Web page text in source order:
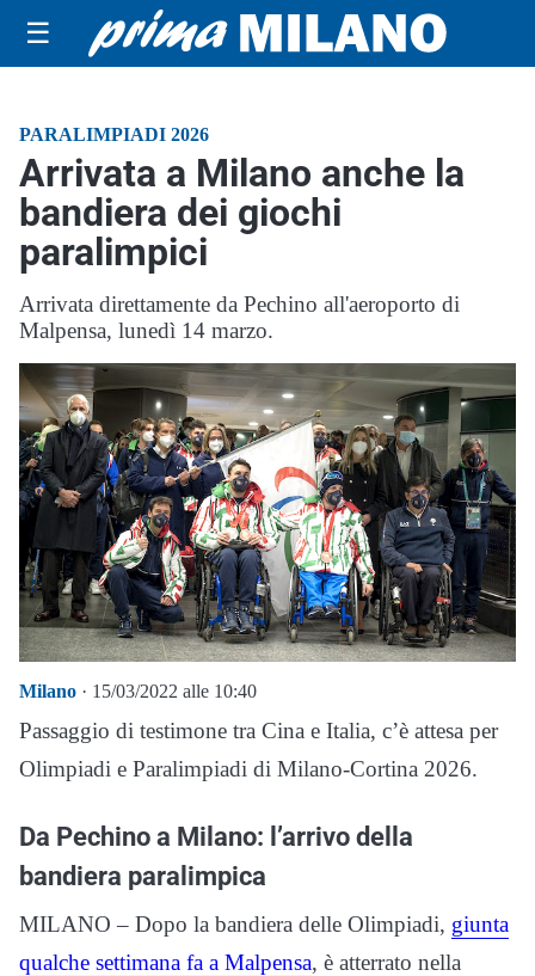
☰
PARALIMPIADI 2026
Arrivata a Milano anche la
bandiera dei giochi
paralimpici
Arrivata direttamente da Pechino all'aeroporto di
Malpensa, lunedì 14 marzo.
Milano · 15/03/2022 alle 10:40
Passaggio di testimone tra Cina e Italia, c’è attesa per
Olimpiadi e Paralimpiadi di Milano-Cortina 2026.
Da Pechino a Milano: l’arrivo della
bandiera paralimpica
MILANO – Dopo la bandiera delle Olimpiadi, giunta
qualche settimana fa a Malpensa, è atterrato nella